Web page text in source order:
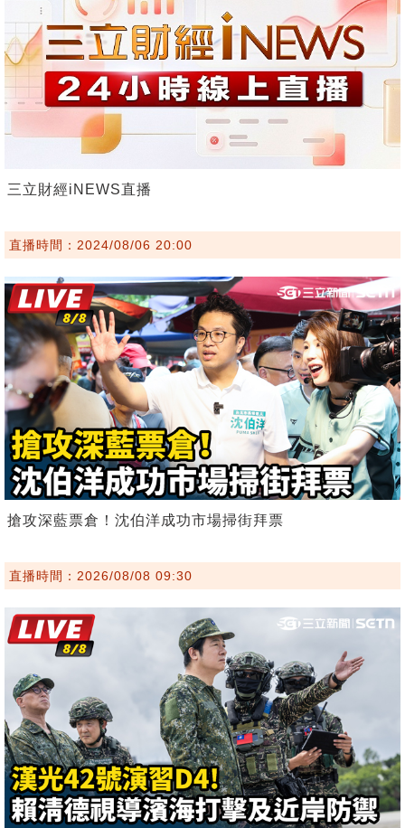
三立財經iNEWS直播
直播時間：2024/08/06 20:00
搶攻深藍票倉！沈伯洋成功市場掃街拜票
直播時間：2026/08/08 09:30